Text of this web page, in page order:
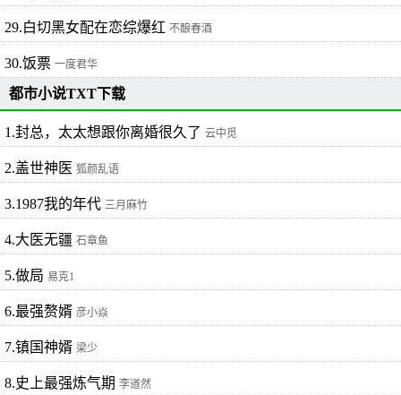
29.白切黑女配在恋综爆红 不酿春酒
30.饭票 一度君华
都市小说TXT下载
1.封总，太太想跟你离婚很久了 云中觅
2.盖世神医 狐颜乱语
3.1987我的年代 三月麻竹
4.大医无疆 石章鱼
5.做局 易克1
6.最强赘婿 彦小焱
7.镇国神婿 梁少
8.史上最强炼气期 李道然